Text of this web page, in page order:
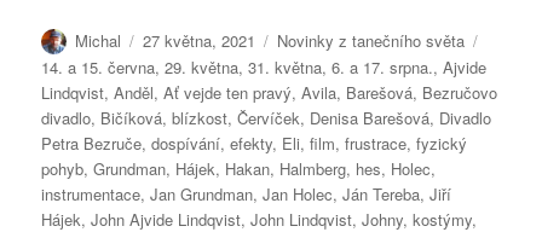
Autor:
Michal Publikováno:
27 května, 2021 Rubriky:
Novinky z tanečního světa
14. a 15. června,29. května,31. května,6. a 17. srpna.,Ajvide
Lindqvist,Anděl,Ať vejde ten pravý,Avila, Barešová, Bezručovo
divadlo, Bičíková,blízkost,Červíček, Denisa Barešová, Divadlo
Petra Bezruče,dospívání,efekty, Eli,film,frustrace,fyzický
pohyb,Grundman, Hájek, Hakan, Halmberg, hes, Holec,
instrumentace,Jan Grundman,Jan Holec,Ján Tereba,Jiří
Hájek,John Ajvide Lindqvist,John Lindqvist,Johny,kostýmy,